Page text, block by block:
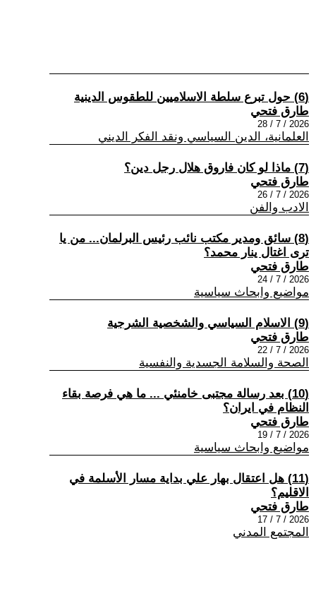
(6) حول تبرع سلطة الاسلاميين للطقوس الدينية
طارق فتحي
2026 / 7 / 28
العلمانية، الدين السياسي ونقد الفكر الديني
(7) ماذا لو كان فاروق هلال رجل دين؟
طارق فتحي
2026 / 7 / 26
الادب والفن
(8) سائق ومدير مكتب نائب رئيس البرلمان... من يا
ترى اغتال ينار محمد؟
طارق فتحي
2026 / 7 / 24
مواضيع وابحاث سياسية
(9) الاسلام السياسي والشخصية الشرجية
طارق فتحي
2026 / 7 / 22
الصحة والسلامة الجسدية والنفسية
(10) بعد رسالة مجتبى خامنئي ... ما هي فرصة بقاء
النظام في ايران؟
طارق فتحي
2026 / 7 / 19
مواضيع وابحاث سياسية
(11) هل اعتقال بهار علي بداية مسار الأسلمة في
الاقليم؟
طارق فتحي
2026 / 7 / 17
المجتمع المدني